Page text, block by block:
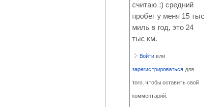
считаю :) средний
пробег у меня 15 тыс
миль в год, это 24
тыс км.
Войти или
зарегистрироваться для
того, чтобы оставить свой
комментарий.